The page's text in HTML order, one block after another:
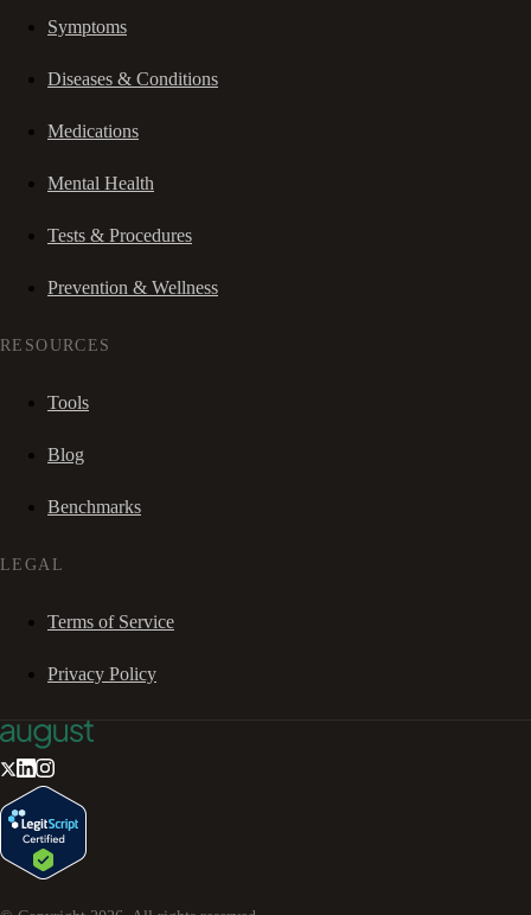
Symptoms
Diseases & Conditions
Medications
Mental Health
Tests & Procedures
Prevention & Wellness
RESOURCES
Tools
Blog
Benchmarks
LEGAL
Terms of Service
Privacy Policy